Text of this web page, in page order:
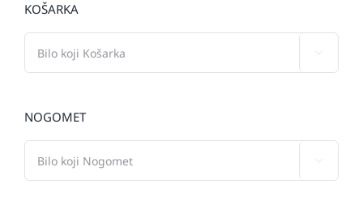
KOŠARKA
NOGOMET